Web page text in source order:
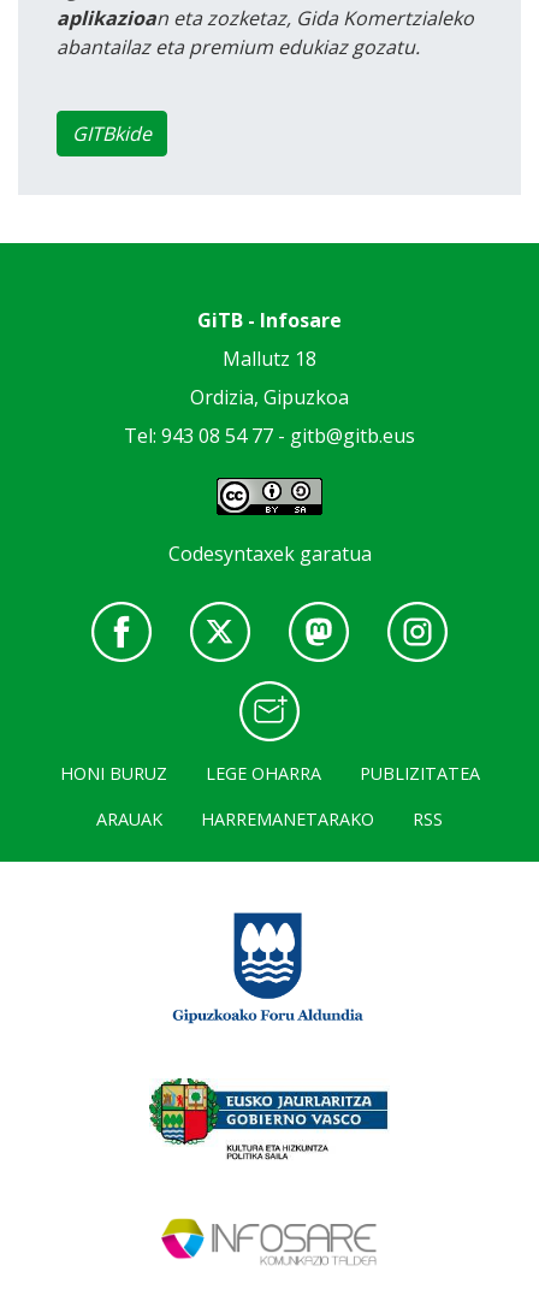
aplikazioan eta zozketaz, Gida Komertzialeko
abantailaz eta premium edukiaz gozatu.
GITBkide
GiTB - Infosare
Mallutz 18
Ordizia, Gipuzkoa
Tel: 943 08 54 77 - gitb@gitb.eus
Codesyntaxek garatua
HONI BURUZ LEGE OHARRA
PUBLIZITATEA
ARAUAK
HARREMANETARAKO RSS